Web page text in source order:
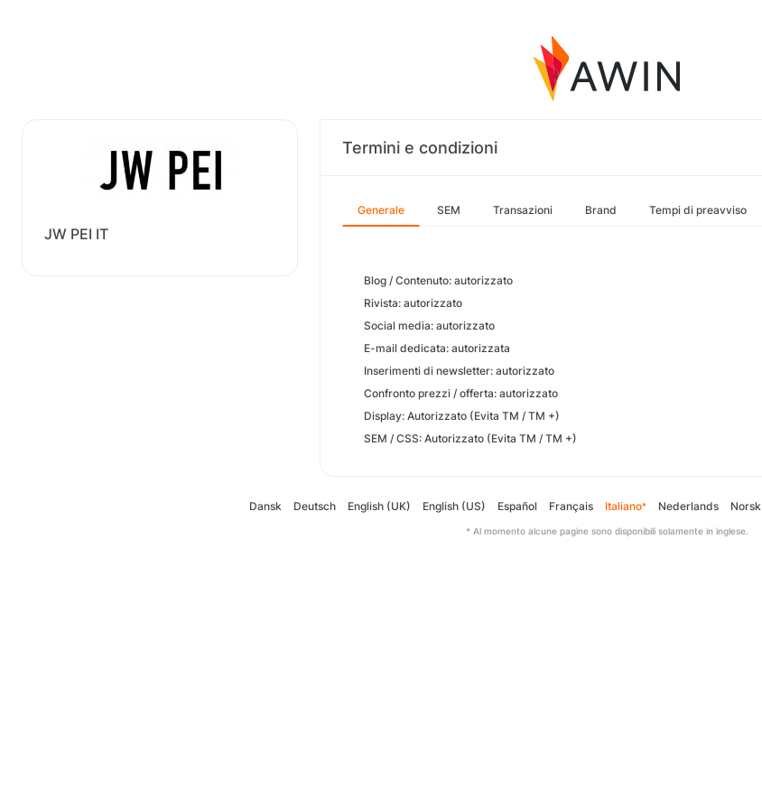
JW PEI IT
Termini e condizioni
Generale SEM Transazioni Brand Tempi di preavviso
Blog / Contenuto: autorizzato
Rivista: autorizzato
Social media: autorizzato
E-mail dedicata: autorizzata
Inserimenti di newsletter: autorizzato
Confronto prezzi / offerta: autorizzato
Display: Autorizzato (Evita TM / TM +)
SEM / CSS: Autorizzato (Evita TM / TM +)
Dansk Deutsch English (UK) English (US) Español Français Italiano* Nederlands Norsk
* Al momento alcune pagine sono disponibili solamente in inglese.